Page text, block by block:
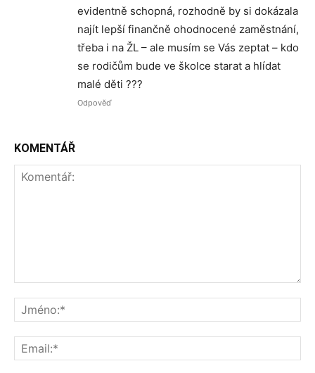
evidentně schopná, rozhodně by si dokázala
najít lepší finančně ohodnocené zaměstnání,
třeba i na ŽL – ale musím se Vás zeptat – kdo
se rodičům bude ve školce starat a hlídat
malé děti ???
Odpověď
KOMENTÁŘ